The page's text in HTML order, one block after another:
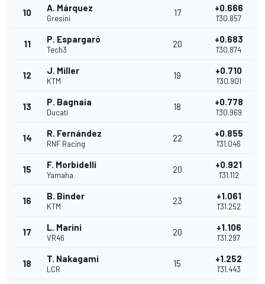
10 A. Márquez
Gresini
17 +0.666
1'30.857
11 P. Espargaró
Tech3
20 +0.683
1'30.874
12 J. Miller
KTM
19 +0.710
1'30.901
13 P. Bagnaia
Ducati
18 +0.778
1'30.969
14 R. Fernández
RNF Racing
22 +0.855
1'31.046
15 F. Morbidelli
Yamaha
20 +0.921
1'31.112
16 B. Binder
KTM
23 +1.061
1'31.252
17 L. Marini
VR46
20 +1.106
1'31.297
18 T. Nakagami
LCR
15 +1.252
1'31.443